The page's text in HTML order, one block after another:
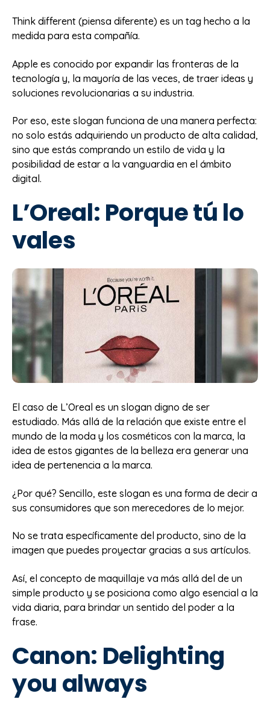
Think different (piensa diferente) es un tag hecho a la
medida para esta compañía.
Apple es conocido por expandir las fronteras de la
tecnología y, la mayoría de las veces, de traer ideas y
soluciones revolucionarias a su industria.
Por eso, este slogan funciona de una manera perfecta:
no solo estás adquiriendo un producto de alta calidad,
sino que estás comprando un estilo de vida y la
posibilidad de estar a la vanguardia en el ámbito
digital.
L’Oreal: Porque tú lo
vales
El caso de L’Oreal es un slogan digno de ser
estudiado. Más allá de la relación que existe entre el
mundo de la moda y los cosméticos con la marca, la
idea de estos gigantes de la belleza era generar una
idea de pertenencia a la marca.
¿Por qué? Sencillo, este slogan es una forma de decir a
sus consumidores que son merecedores de lo mejor.
No se trata específicamente del producto, sino de la
imagen que puedes proyectar gracias a sus artículos.
Así, el concepto de maquillaje va más allá del de un
simple producto y se posiciona como algo esencial a la
vida diaria, para brindar un sentido del poder a la
frase.
Canon: Delighting
you always